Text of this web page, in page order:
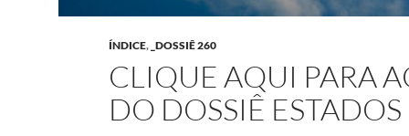
ÍNDICE, _DOSSIÊ 260
CLIQUE AQUI PARA
DO DOSSIÊ